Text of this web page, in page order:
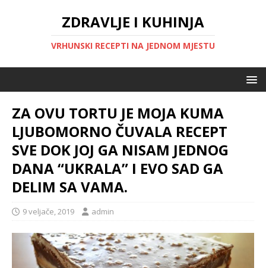
ZDRAVLJE I KUHINJA
VRHUNSKI RECEPTI NA JEDNOM MJESTU
ZA OVU TORTU JE MOJA KUMA
LJUBOMORNO ČUVALA RECEPT
SVE DOK JOJ GA NISAM JEDNOG
DANA “UKRALA” I EVO SAD GA
DELIM SA VAMA.
9 veljače, 2019 admin